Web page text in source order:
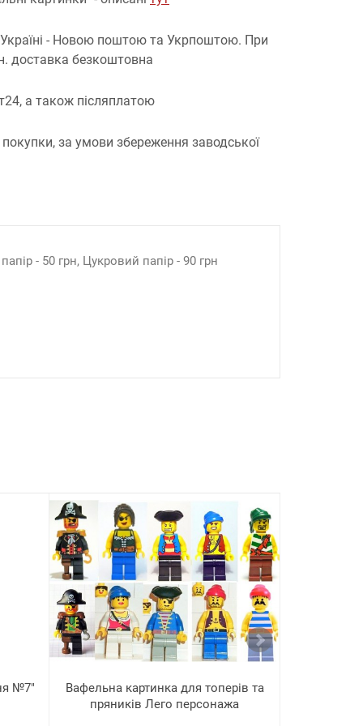
- Новою поштою та Укрпоштою. При
доставка безкоштовна
а також післяплатою
за умови збереження заводської
- 50 грн, Цукровий папір - 90 грн
№7"
Вафельна картинка для топерів та
пряників Лего персонажа